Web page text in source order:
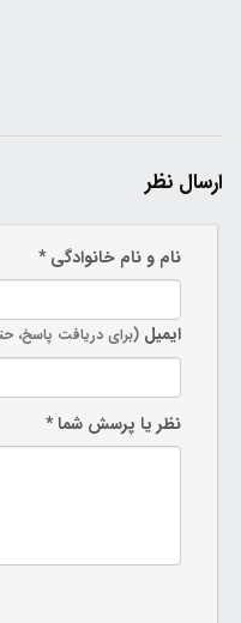
ارسال نظر
نام و نام خانوادگی *
ایمیل (برای دریافت پاسخ،
نظر یا پرسش شما *